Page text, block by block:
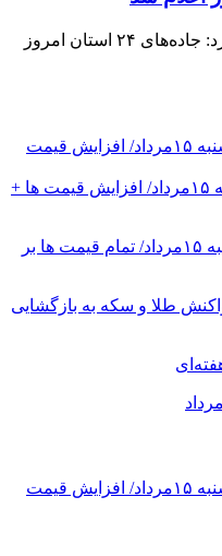
مرکز مدیریت راه‌های کشور اعلام کرد: جاده‌های ۲۴ استان امروز
قیمت طلا، دلار و سکه امروز پنجشنبه ۱۵مرداد/ افزایش قیمت ها +
قیمت طلا و سکه امروز پنجشنبه ۱۵مرداد/ تمام قیمت ها بر
طلا و سکه به بازگشایی